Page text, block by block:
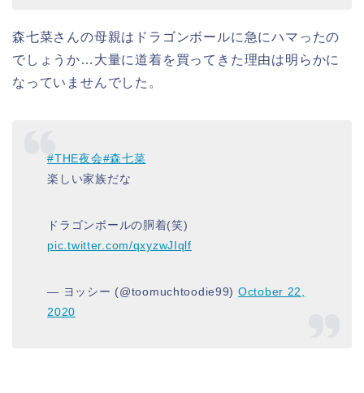
森七菜さんの母親はドラゴンボールに急にハマったの
でしょうか… 大量に道着を買ってきた理由は明らかに
なっていませんでした。
#THE夜会#森七菜
楽しい家族だな
ドラゴンボールの胴着(笑)
pic.twitter.com/qxyzwJIqlf
— ヨッシー (@toomuchtoodie99) October 22,
2020